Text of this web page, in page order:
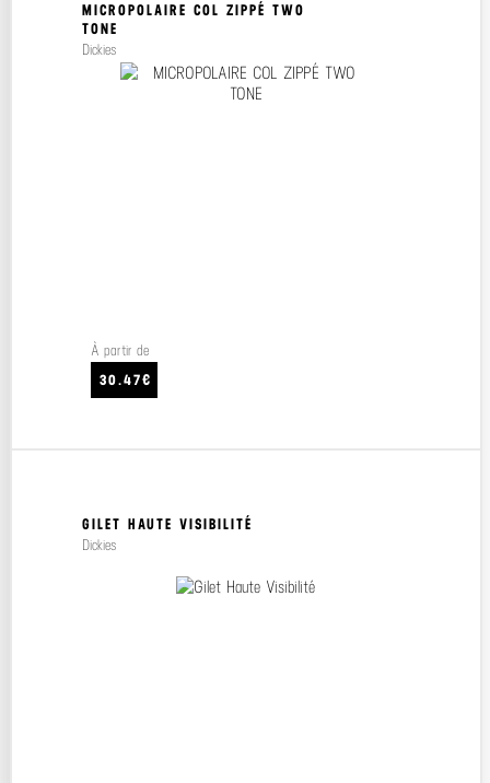
MICROPOLAIRE COL ZIPPÉ TWO
TONE
Dickies
À partir de
30.47€
GILET HAUTE VISIBILITÉ
Dickies